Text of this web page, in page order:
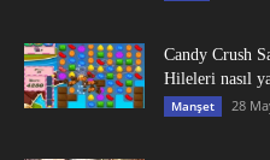
Candy Crush
Hileleri nasıl
Manşet 28